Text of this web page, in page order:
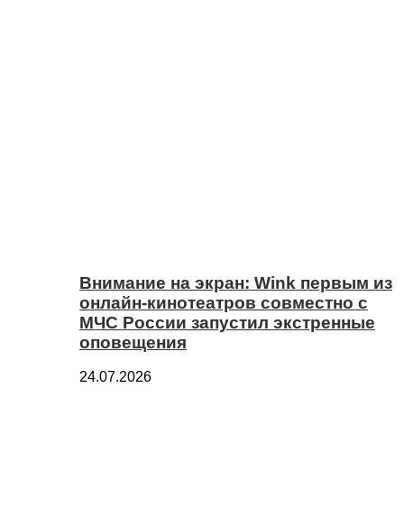
Внимание на экран: Wink первым из
онлайн-кинотеатров совместно с
МЧС России запустил экстренные
оповещения
24.07.2026